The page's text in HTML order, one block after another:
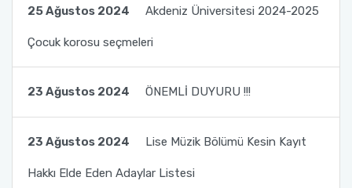
25 Ağustos 2024 Akdeniz Üniversitesi 2024-2025
Çocuk korosu seçmeleri
23 Ağustos 2024 ÖNEMLİ DUYURU !!!
23 Ağustos 2024 Lise Müzik Bölümü Kesin Kayıt
Hakkı Elde Eden Adaylar Listesi
Temel Kulak Eğitimi
Mezun Takip Komisyonu
Tanıtım ve Medya Koordinatörlüğü
Akreditasyon Kurulu